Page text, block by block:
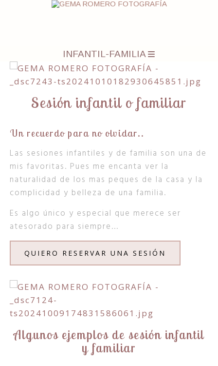
INFANTIL-FAMILIA
Sesión infantil o familiar
Un recuerdo para no olvidar..
Las sesiones infantiles y de familia son una de
mis favoritas. Pues me encanta ver la
naturalidad de los mas peques de la casa y la
complicidad y belleza de una familia.
Es algo único y especial que merece ser
atesorado para siempre...
QUIERO RESERVAR UNA SESIÓN
Algunos ejemplos de sesión infantil
y familiar